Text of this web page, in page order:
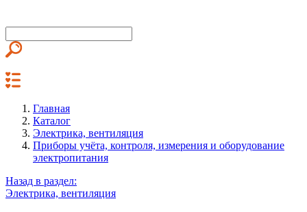
Главная
Каталог
Электрика, вентиляция
Приборы учёта, контроля, измерения и оборудование
электропитания
Назад в раздел:
Электрика, вентиляция